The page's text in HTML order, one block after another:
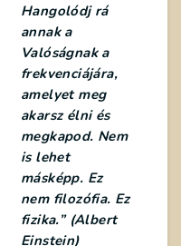
Hangolódj rá
annak a
Valóságnak a
frekvenciájára,
amelyet meg
akarsz élni és
megkapod. Nem
is lehet
másképp. Ez
nem filozófia. Ez
fizika.” (Albert
Einstein)